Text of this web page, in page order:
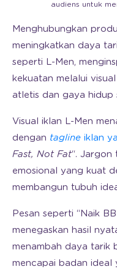
audiens untuk
Menghubungkan
meningkatkan daya
seperti L-Men,
kekuatan melalui
atletis dan gaya hidup
Visual iklan L-Men
dengan tagline iklan
Fast, Not Fat“. Jargon
emosional yang kuat
membangun tubuh
Pesan seperti “Naik
menegaskan hasil
menambah daya tarik
mencapai badan ideal